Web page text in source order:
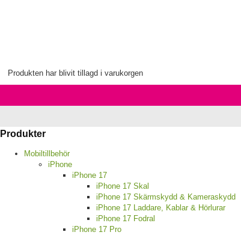
Produkten har blivit tillagd i varukorgen
Produkter
Mobiltillbehör
iPhone
iPhone 17
iPhone 17 Skal
iPhone 17 Skärmskydd & Kameraskydd
iPhone 17 Laddare, Kablar & Hörlurar
iPhone 17 Fodral
iPhone 17 Pro